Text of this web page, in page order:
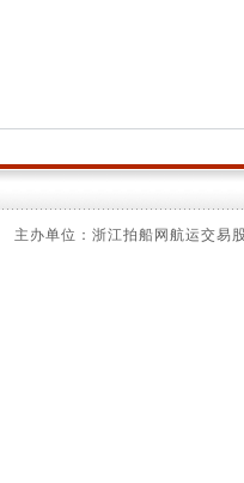
主办单位：浙江拍船网航运交